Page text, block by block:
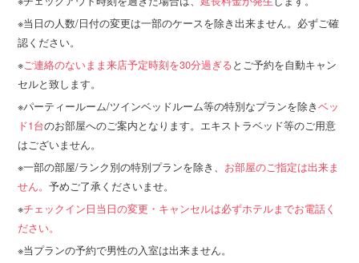
当日の人数/日付の変更は一部のケースを除き出来ません。必ずご確
認ください。
ご連絡のないまま来店予定時刻を30分過ぎるとご予約を自動キャン
セルと致します。
パーティールーム/ツインベッドルーム等の特別なプランを除きベッ
ド1台のお部屋へのご案内となります。エキストラベッド等のご用意
はございません。
一部の部屋/ランク別の特別プランを除き、 お部屋のご指定は出来ま
せん。予めご了承くださいませ。
チェックイン日当日の変更・キャンセルは必ずホテルまでお電話く
ださい。
当プランの予約で男性の入室は出来ません。